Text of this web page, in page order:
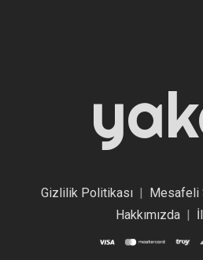
Gizlilik Politikası| Mesafeli
Hakkımızda